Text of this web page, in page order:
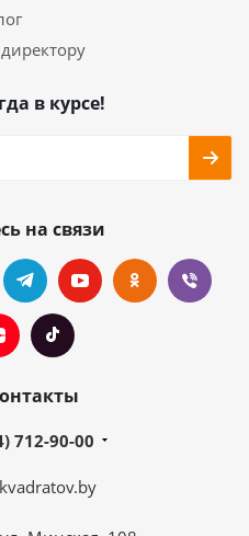
в курсе!
на связи
712-90-00